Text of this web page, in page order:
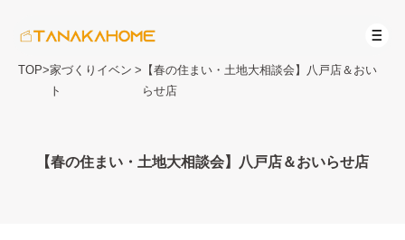
TOP>家づくりイベン
ト
> 【春の住まい・土地大相談会】八戸店＆おい
らせ店
【春の住まい・土地大相談会】八戸店＆おいらせ店